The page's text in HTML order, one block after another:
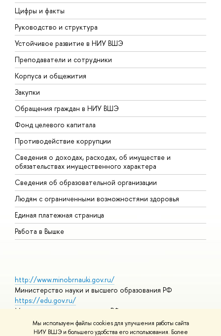
Мы используем файлы cookies для улучшения работы сайта
НИУ ВШЭ и большего удобства его использования. Более
Цифры и факты
Руководство и структура
Устойчивое развитие в НИУ ВШЭ
Преподаватели и сотрудники
Корпуса и общежития
Закупки
Обращения граждан в НИУ ВШЭ
Фонд целевого капитала
Противодействие коррупции
Сведения о доходах, расходах, об имуществе и
обязательствах имущественного характера
Сведения об образовательной организации
Людям с ограниченными возможностями здоровья
Единая платежная страница
Работа в Вышке
http://www.minobrnauki.gov.ru/
Министерство науки и высшего образования РФ
https://edu.gov.ru/
Министерство просвещения РФ
https://elearning.hse.ru/mooc
Массовые открытые онлайн-курсы